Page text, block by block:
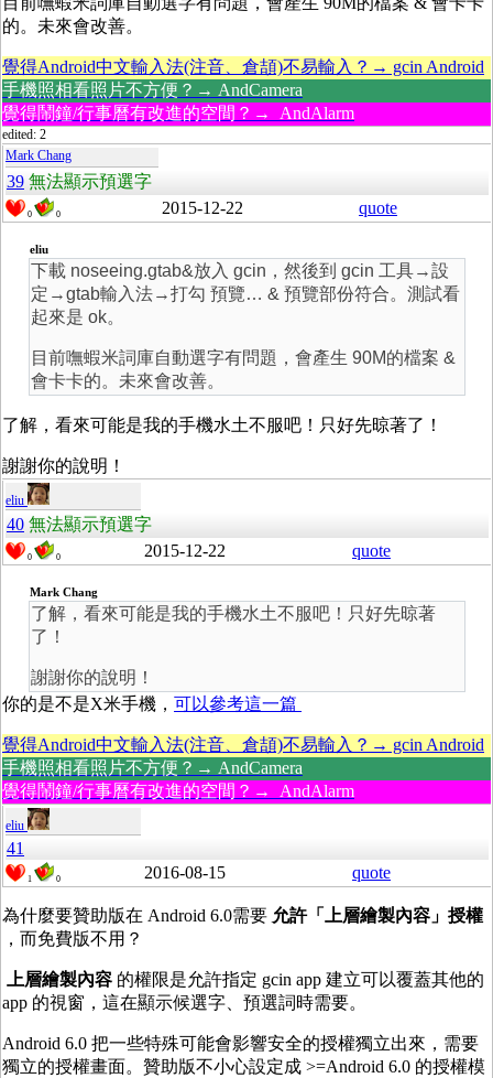
的。未來會改善。
覺得Android中文輸入法(注音、倉頡)不易輸入？→ gcin Android
手機照相看照片不方便？→ AndCamera
覺得鬧鐘/行事曆有改進的空間？→ AndAlarm
edited: 2
Mark Chang
39 無法顯示預選字
0 0 2015-12-22 quote
eliu
下載 noseeing.gtab&放入 gcin，然後到 gcin 工具→設
定→gtab輸入法→打勾 預覽… & 預覽部份符合。測試看
起來是 ok。
目前嘸蝦米詞庫自動選字有問題，會產生 90M的檔案 &
會卡卡的。未來會改善。
了解，看來可能是我的手機水土不服吧！只好先晾著了！
謝謝你的說明！
eliu
40 無法顯示預選字
0 0 2015-12-22 quote
Mark Chang
了解，看來可能是我的手機水土不服吧！只好先晾著
了！
謝謝你的說明！
你的是不是X米手機， 可以參考這一篇
覺得Android中文輸入法(注音、倉頡)不易輸入？→ gcin Android
手機照相看照片不方便？→ AndCamera
覺得鬧鐘/行事曆有改進的空間？→ AndAlarm
eliu
41
1 0 2016-08-15 quote
為什麼要贊助版在 Android 6.0需要 允許「上層繪製內容」授權
，而免費版不用？
上層繪製內容 的權限是允許指定 gcin app 建立可以覆蓋其他的
app 的視窗，這在顯示候選字、預選詞時需要。
Android 6.0 把一些特殊可能會影響安全的授權獨立出來，需要
獨立的授權畫面。贊助版不小心設定成 >=Android 6.0 的授權模